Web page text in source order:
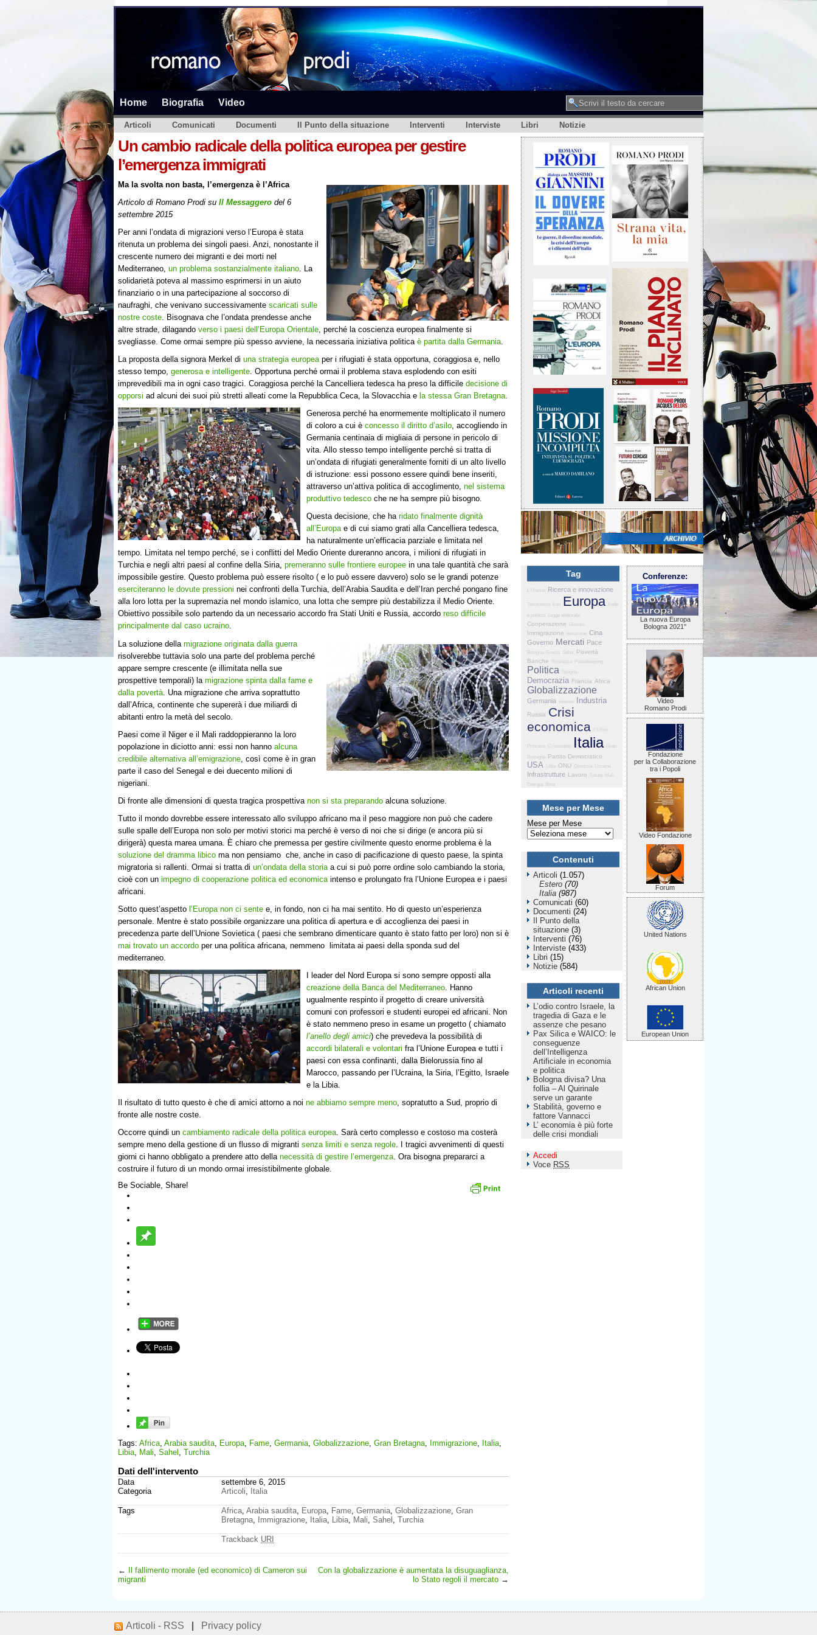
Home Biografia Video
Articoli Comunicati Documenti Il Punto della situazione Interventi Interviste Libri Notizie
Un cambio radicale della politica europea per gestire
l’emergenza immigrati
Ma la svolta non basta, l’emergenza è l’Africa
Articolo di Romano Prodi su Il Messaggero del 6
settembre 2015
Per anni l’ondata di migrazioni verso l’Europa è stata
ritenuta un problema dei singoli paesi. Anzi, nonostante il
crescente numero dei migranti e dei morti nel
Mediterraneo, un problema sostanzialmente italiano. La
solidarietà poteva al massimo esprimersi in un aiuto
finanziario o in una partecipazione al soccorso di
naufraghi, che venivano successivamente scaricati sulle
nostre coste. Bisognava che l’ondata prendesse anche
altre strade, dilagando verso i paesi dell’Europa Orientale, perché la coscienza europea finalmente si
svegliasse. Come ormai sempre più spesso avviene, la necessaria iniziativa politica è partita dalla Germania.
La proposta della signora Merkel di una strategia europeaper i rifugiati è stata opportuna, coraggiosa e, nello
stesso tempo, generosa e intelligente. Opportuna perché ormai il problema stava esplodendo con esiti
imprevedibili ma in ogni caso tragici. Coraggiosa perché la Cancelliera tedesca ha preso la difficile decisione di
opporsi ad alcuni dei suoi più stretti alleati come la Repubblica Ceca, la Slovacchia e la stessa Gran Bretagna.
Generosa perché ha enormemente moltiplicato il numero
di coloro a cui è concesso il diritto d’asilo, accogliendo in
Germania centinaia di migliaia di persone in pericolo di
vita. Allo stesso tempo intelligente perché si tratta di
un’ondata di rifugiati generalmente forniti di un alto livello
di istruzione: essi possono essere quindi bene inseriti,
attraverso un’attiva politica di accoglimento, nel sistema
produttivo tedesco che ne ha sempre più bisogno.
Questa decisione, che ha ridato finalmente dignità
all’Europae di cui siamo grati alla Cancelliera tedesca,
ha naturalmente un’efficacia parziale e limitata nel
tempo. Limitata nel tempo perché, se i conflitti del Medio Oriente dureranno ancora, i milioni di rifugiati in
Turchia e negli altri paesi al confine della Siria, premeranno sulle frontiere europee in una tale quantità che sarà
impossibile gestire. Questo problema può essere risolto ( e lo può essere davvero) solo se le grandi potenze
eserciteranno le dovute pressioni nei confronti della Turchia, dell’Arabia Saudita e dell’Iran perché pongano fine
alla loro lotta per la supremazia nel mondo islamico, una lotta che sempre più destabilizza il Medio Oriente.
Obiettivo possibile solo partendo da un necessario accordo fra Stati Uniti e Russia, accordo reso difficile
principalmente dal caso ucraino.
La soluzione della migrazione originata dalla guerra
risolverebbe tuttavia solo una parte del problema perché
appare sempre crescente (e illimitata nella sue
prospettive temporali) la migrazione spinta dalla fame e
dalla povertà . Una migrazione che arriva soprattutto
dall’Africa, continente che supererà i due miliardi di
abitanti entro la metà del secolo.
Paesi come il Niger e il Mali raddoppieranno la loro
popolazione in diciotto anni: essi non hanno alcuna
credibile alternativa all’emigrazione , così come è in gran
parte il caso del Senegal e dei duecento milioni di
nigeriani.
Di fronte alle dimensioni di questa tragica prospettiva non si sta preparando alcuna soluzione.
Tutto il mondo dovrebbe essere interessato allo sviluppo africano ma il peso maggiore non può che cadere
sulle spalle dell’Europa non solo per motivi storici ma perché è verso di noi che si dirige (e ancora più si
dirigerà) questa marea umana. È chiaro che premessa per gestire civilmente questo enorme problema è la
soluzione del dramma libico ma non pensiamo che, anche in caso di pacificazione di questo paese, la spinta
migratoria si rallenti. Ormai si tratta di un’ondata della storia a cui si può porre ordine solo cambiando la storia,
cioè con un impegno di cooperazione politica ed economica intenso e prolungato fra l’Unione Europea e i paesi
africani.
Sotto quest’aspetto l’Europa non ci sente e, in fondo, non ci ha mai sentito. Ho di questo un’esperienza
personale. Mentre è stato possibile organizzare una politica di apertura e di accoglienza dei paesi in
precedenza parte dell’Unione Sovietica ( paesi che sembrano dimenticare quanto è stato fatto per loro) non si è
mai trovato un accordo per una politica africana, nemmeno limitata ai paesi della sponda sud del
mediterraneo.
I leader del Nord Europa si sono sempre opposti alla
creazione della Banca del Mediterraneo. Hanno
ugualmente respinto il progetto di creare università
comuni con professori e studenti europei ed africani. Non
è stato nemmeno preso in esame un progetto ( chiamato
l’anello degli amici) che prevedeva la possibilità di
accordi bilaterali e volontari fra l’Unione Europea e tutti i
paesi con essa confinanti, dalla Bielorussia fino al
Marocco, passando per l’Ucraina, la Siria, l’Egitto, Israele
e la Libia.
Il risultato di tutto questo è che di amici attorno a noi ne abbiamo sempre meno, sopratutto a Sud, proprio di
fronte alle nostre coste.
Occorre quindi un cambiamento radicale della politica europea. Sarà certo complesso e costoso ma costerà
sempre meno della gestione di un flusso di migranti senza limiti e senza regole. I tragici avvenimenti di questi
giorni ci hanno obbligato a prendere atto della necessità di gestire l’emergenza. Ora bisogna prepararci a
costruire il futuro di un mondo ormai irresistibilmente globale.
Be Sociable, Share!
Tags: Africa Arabia saudita Europa Fame Germania Globalizzazione Gran Bretagna Immigrazione Italia
Libia Mali Sahel Turchia
Dati dell'intervento
Data
Categoria
settembre 6, 2015
Articoli
Italia
Tags Africa Arabia saudita Europa Fame Germania Globalizzazione Gran
Bretagna Immigrazione Italia Libia Mali Sahel Turchia
Trackback URI
← Il fallimento morale (ed economico) di Cameron sui
migranti
Con la globalizzazione è aumentata la disuguaglianza,
lo Stato regoli il mercato →
Tag
L'Unione Ricerca e innovazione
Terrorismo Iran Europa
Fede
e politica
Legge elettorale
Cooperazione Giovani
Immigrazione Istruzione Cina
Governo Mercati Pace
Bologna Grecia Sahel
Povertà
Banche
Sicurezza Peacekeeping
Politica Spagna
Democrazia Francia Africa
Globalizzazione
Germania Internet Industria
Russia Crisi
economica
L'Ulivo
Primarie Criminalità Italia
Gran
Bretagna Partito Democratico
USA Libia ONU Giustizia Ucraina
Infrastrutture Lavoro Salute
Mali
Energia Siria
Mese per Mese
Mese per Mese
Contenuti
Articoli (1.057)
Estero (70)
Italia (987)
Comunicati (60)
Documenti (24)
Il Punto della
situazione (3)
Interventi (76)
Interviste (433)
Libri (15)
Notizie (584)
Articoli recenti
L’odio contro Israele, la
tragedia di Gaza e le
assenze che pesano
Pax Silica e WAICO: le
conseguenze
dell’Intelligenza
Artificiale in economia
e politica
Bologna divisa? Una
follia – Al Quirinale
serve un garante
Stabilità, governo e
fattore Vannacci
L’ economia è più forte
delle crisi mondiali
Accedi
Voce RSS
Conferenze:
La nuova Europa
Bologna 2021"
Video
Romano Prodi
Fondazione
per la Collaborazione
tra i Popoli
Video Fondazione
Forum
United Nations
African Union
European Union
Articoli - RSS Privacy policy